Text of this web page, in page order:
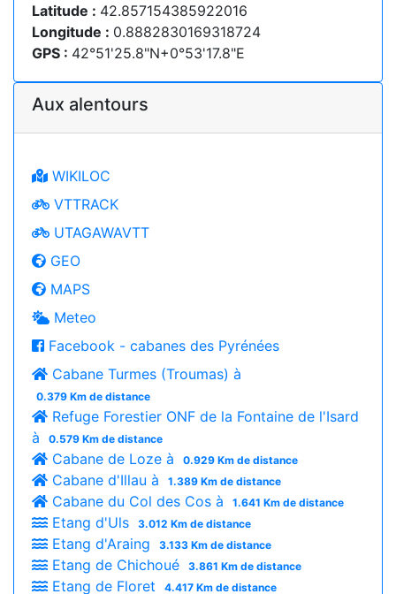
Latitude : 42.857154385922016
Longitude : 0.8882830169318724
GPS : 42°51'25.8"N+0°53'17.8"E
Aux alentours
WIKILOC
VTTRACK
UTAGAWAVTT
GEO
MAPS
Meteo
Facebook - cabanes des Pyrénées
Cabane Turmes (Troumas) à
0.379 Km de distance
Refuge Forestier ONF de la Fontaine de l'Isard
à
0.579 Km de distance
Cabane de Loze à 0.929 Km de distance
Cabane d'Illau à 1.389 Km de distance
Cabane du Col des Cos à 1.641 Km de distance
Etang d'Uls 3.012 Km de distance
Etang d'Araing 3.133 Km de distance
Etang de Chichoué 3.861 Km de distance
Etang de Floret 4.417 Km de distance